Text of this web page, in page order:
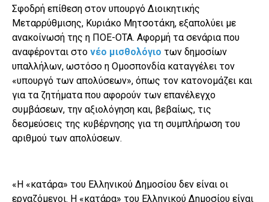
Σφοδρή επίθεση στον υπουργό Διοικητικής
Μεταρρύθμισης, Κυριάκο Μητσοτάκη, εξαπολύει με
ανακοίνωσή της η ΠΟΕ-ΟΤΑ. Αφορμή τα σενάρια που
αναφέρονται στο νέο μισθολόγιο των δημοσίων
υπαλλήλων, ωστόσο η Ομοσπονδία καταγγέλει τον
«υπουργό των απολύσεων», όπως τον κατονομάζει και
για τα ζητήματα που αφορούν των επανέλεγχο
συμβάσεων, την αξιολόγηση και, βεβαίως, τις
δεσμεύσεις της κυβέρνησης για τη συμπλήρωση του
αριθμού των απολύσεων.
«Η «κατάρα» του Ελληνικού Δημοσίου δεν είναι οι
εργαζόμενοι. Η «κατάρα» του Ελληνικού Δημοσίου είναι